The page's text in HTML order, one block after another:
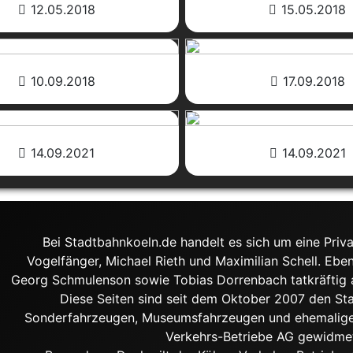
12.05.2018 15.05.2018
10.09.2018 17.09.2018
14.09.2021 14.09.2021
Bei Stadtbahnkoeln.de handelt es sich um eine
Vogelfänger, Michael Rieth und Maximilian Schell.
Georg Schmulenson sowie Tobias Dorrenbach
Diese Seiten sind seit dem Oktober 2007 den
Sonderfahrzeugen, Museumsfahrzeugen und
Verkehrs-Betriebe AG